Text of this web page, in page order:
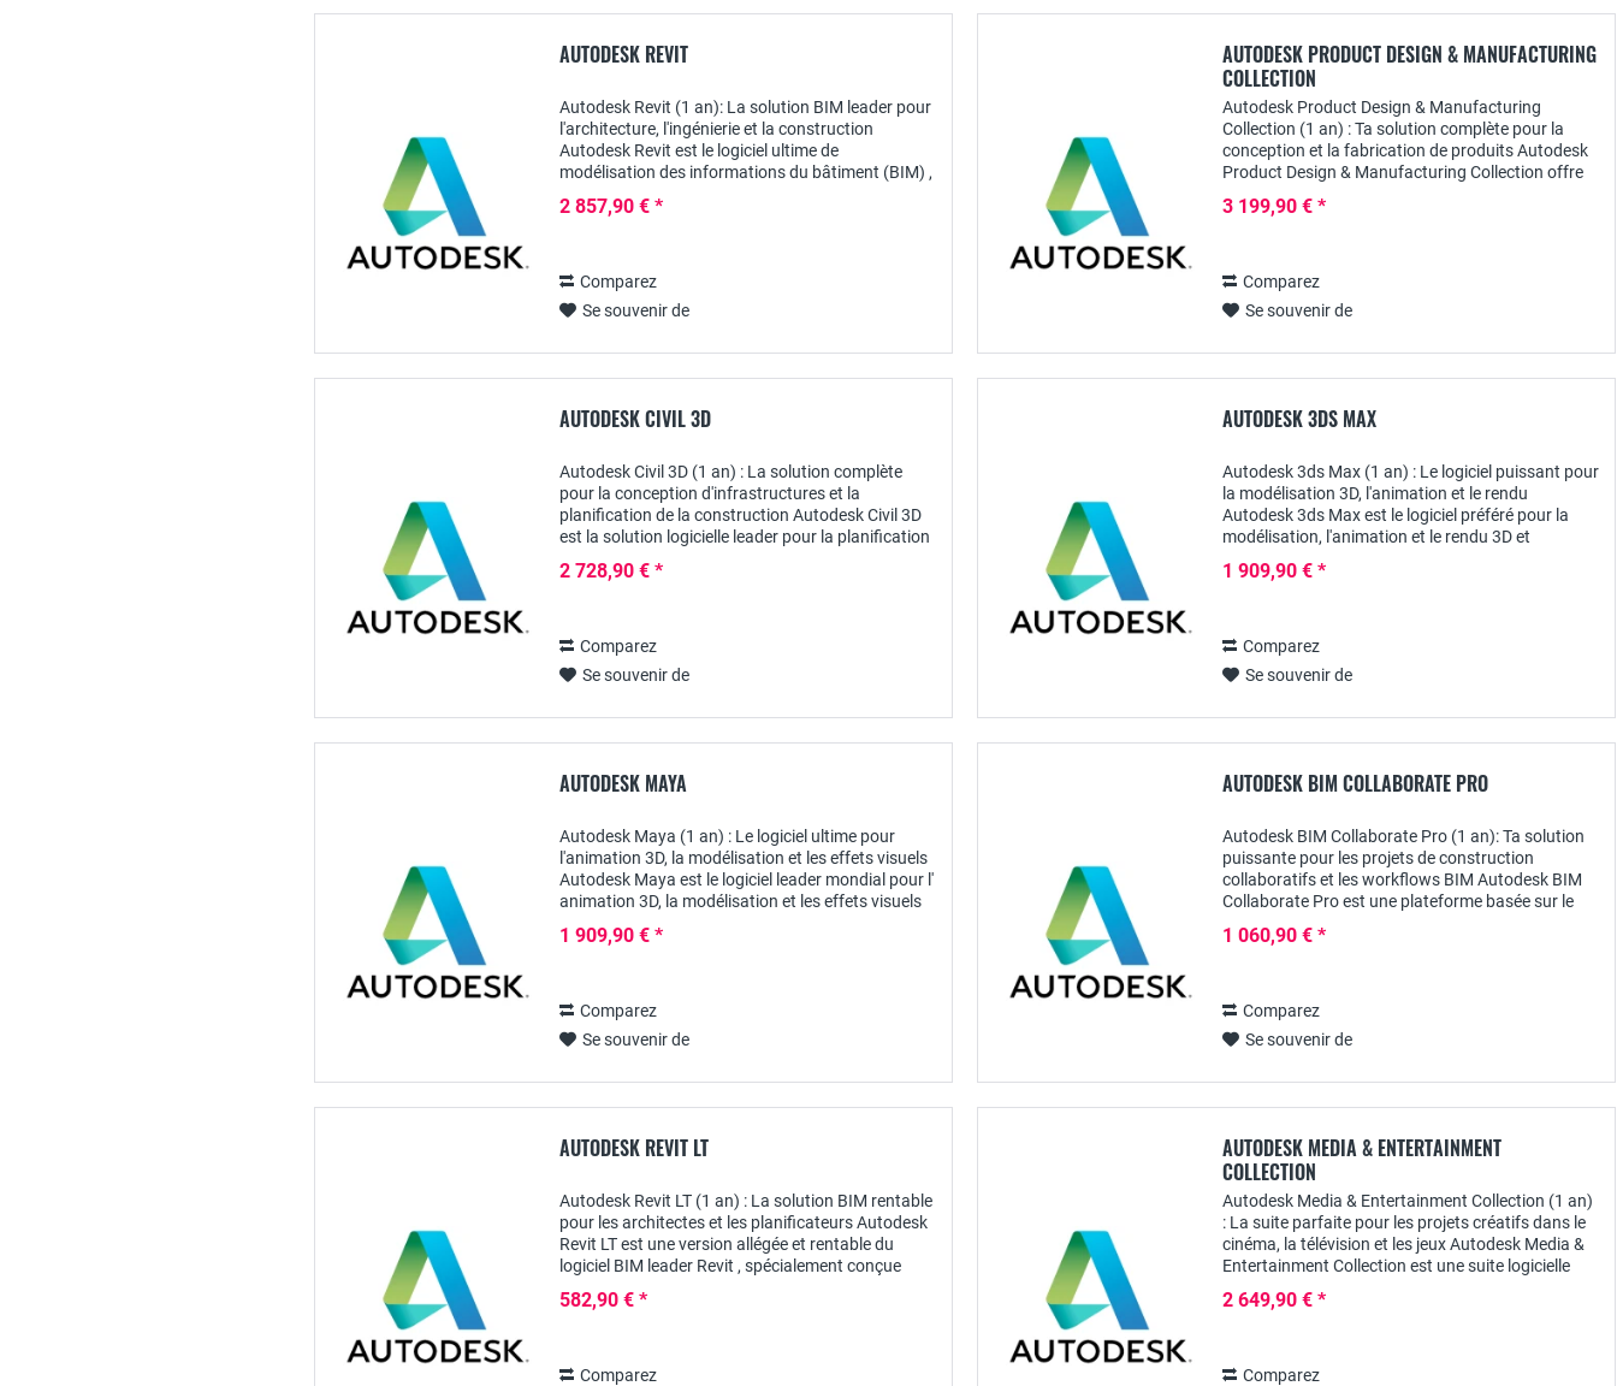
AUTODESK REVIT
Autodesk Revit (1 an): La solution BIM leader pour
l'architecture, l'ingénierie et la construction
Autodesk Revit est le logiciel ultime de
modélisation des informations du bâtiment (BIM) ,
2 857,90 € *
Comparez
Se souvenir de
AUTODESK PRODUCT DESIGN & MANUFACTURING
COLLECTION
Autodesk Product Design & Manufacturing
Collection (1 an) : Ta solution complète pour la
conception et la fabrication de produits Autodesk
Product Design & Manufacturing Collection offre
3 199,90 € *
Comparez
Se souvenir de
AUTODESK CIVIL 3D
Autodesk Civil 3D (1 an) : La solution complète
pour la conception d'infrastructures et la
planification de la construction Autodesk Civil 3D
est la solution logicielle leader pour la planification
2 728,90 € *
Comparez
Se souvenir de
AUTODESK 3DS MAX
Autodesk 3ds Max (1 an) : Le logiciel puissant pour
la modélisation 3D, l'animation et le rendu
Autodesk 3ds Max est le logiciel préféré pour la
modélisation, l'animation et le rendu 3D et
1 909,90 € *
Comparez
Se souvenir de
AUTODESK MAYA
Autodesk Maya (1 an) : Le logiciel ultime pour
l'animation 3D, la modélisation et les effets visuels
Autodesk Maya est le logiciel leader mondial pour l'
animation 3D, la modélisation et les effets visuels
1 909,90 € *
Comparez
Se souvenir de
AUTODESK BIM COLLABORATE PRO
Autodesk BIM Collaborate Pro (1 an): Ta solution
puissante pour les projets de construction
collaboratifs et les workflows BIM Autodesk BIM
Collaborate Pro est une plateforme basée sur le
1 060,90 € *
Comparez
Se souvenir de
AUTODESK REVIT LT
Autodesk Revit LT (1 an) : La solution BIM rentable
pour les architectes et les planificateurs Autodesk
Revit LT est une version allégée et rentable du
logiciel BIM leader Revit , spécialement conçue
582,90 € *
Comparez
AUTODESK MEDIA & ENTERTAINMENT
COLLECTION
Autodesk Media & Entertainment Collection (1 an)
: La suite parfaite pour les projets créatifs dans le
cinéma, la télévision et les jeux Autodesk Media &
Entertainment Collection est une suite logicielle
2 649,90 € *
Comparez